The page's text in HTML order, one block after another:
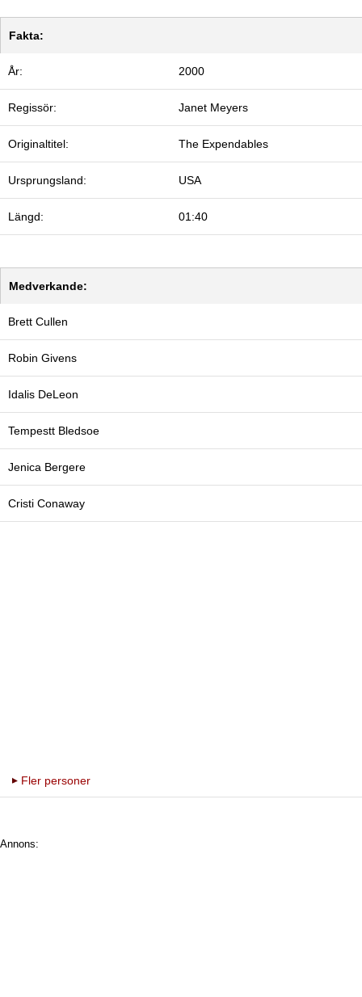
Fakta:
År: 2000
Regissör: Janet Meyers
Originaltitel: The Expendables
Ursprungsland: USA
Längd: 01:40
Medverkande:
Brett Cullen
Robin Givens
Idalis DeLeon
Tempestt Bledsoe
Jenica Bergere
Cristi Conaway
Fler personer
Annons: